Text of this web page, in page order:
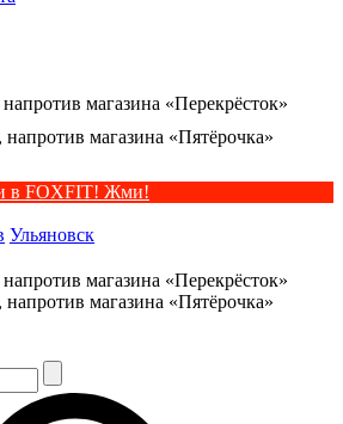
магазина «Перекрёсток»
магазина «Пятёрочка»
в FOXFIT! Жми!
Ульяновск
магазина «Перекрёсток»
магазина «Пятёрочка»